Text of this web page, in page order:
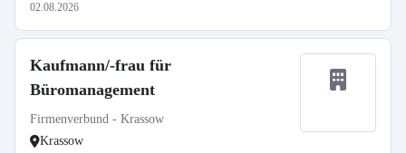
02.08.2026
Kaufmann/-frau für
Büromanagement
Firmenverbund - Krassow
Krassow